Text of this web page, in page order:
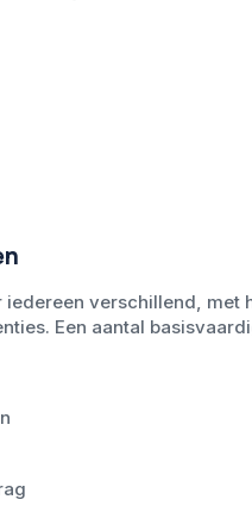
iedereen verschillend,
Een aantal